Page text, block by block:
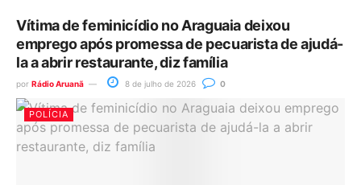
Vítima de feminicídio no Araguaia deixou
emprego após promessa de pecuarista de ajudá-
la a abrir restaurante, diz família
por Rádio Aruanã 8 de julho de 2026 0
POLÍCIA